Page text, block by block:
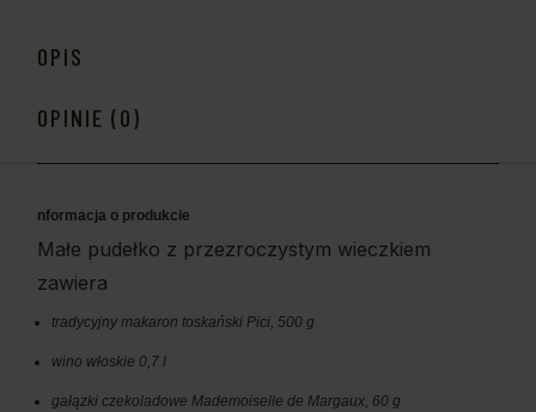
OPIS
OPINIE (0)
nformacja o produkcie
Małe pudełko z przezroczystym wieczkiem
zawiera
tradycyjny makaron toskański Pici, 500 g
wino włoskie 0,7 l
gałązki czekoladowe Mademoiselle de Margaux, 60 g